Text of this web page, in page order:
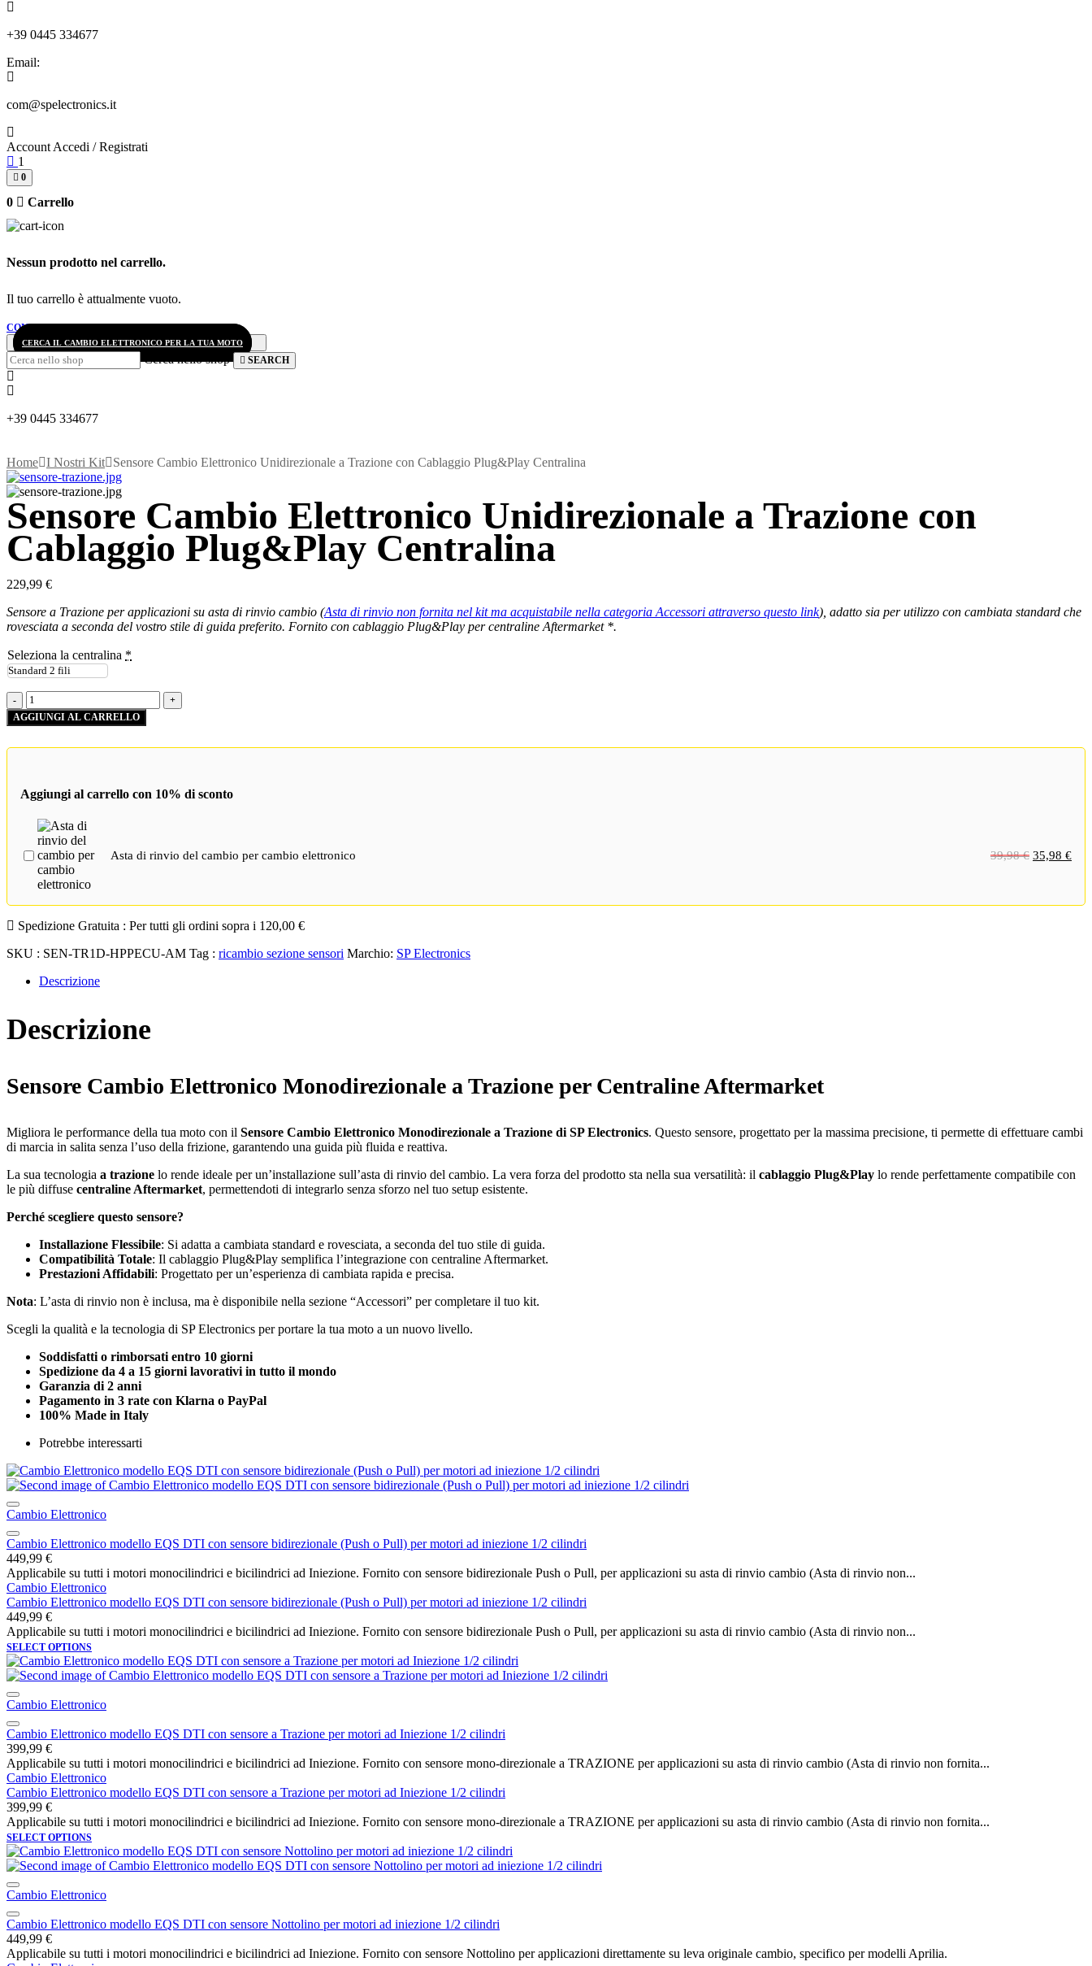
+39 0445 334677
Email:
com@spelectronics.it
Account Accedi / Registrati
1
0
0 Carrello
Nessun prodotto nel carrello.
Il tuo carrello è attualmente vuoto.
CONTINUE SHOPPING
CERCA IL CAMBIO ELETTRONICO PER LA TUA MOTO
Cerca nello shop SEARCH
+39 0445 334677
Home I Nostri Kit Sensore Cambio Elettronico Unidirezionale a Trazione con Cablaggio Plug&Play Centralina
Sensore Cambio Elettronico Unidirezionale a Trazione con
Cablaggio Plug&Play Centralina
229,99 €
Sensore a Trazione per applicazioni su asta di rinvio cambio (Asta di rinvio non fornita nel kit ma acquistabile nella categoria Accessori attraverso questo link), adatto sia per utilizzo con cambiata standard che
rovesciata a seconda del vostro stile di guida preferito. Fornito con cablaggio Plug&Play per centraline Aftermarket *.
Seleziona la centralina *
-
Sensore
Cambio
Elettronico
Cablaggio
Centralina
quantity
+
AGGIUNGI AL CARRELLO
Aggiungi al carrello con 10% di sconto
Asta di rinvio del cambio per cambio elettronico 39,98€ Il
39,98 €.
35,98 €Il
Spedizione Gratuita : Per tutti gli ordini sopra i 120,00 €
SKU : SEN-TR1D-HPPECU-AM Tag : ricambio sezione sensori Marchio: SP Electronics
Descrizione
Descrizione
Sensore Cambio Elettronico Monodirezionale a Trazione per Centraline Aftermarket
Migliora le performance della tua moto con il Sensore Cambio Elettronico Monodirezionale a Trazione di SP Electronics. Questo sensore, progettato per la massima precisione, ti permette di effettuare cambi
di marcia in salita senza l’uso della frizione, garantendo una guida più fluida e reattiva.
La sua tecnologia a trazione lo rende ideale per un’installazione sull’asta di rinvio del cambio. La vera forza del prodotto sta nella sua versatilità: il cablaggio Plug&Play lo rende perfettamente compatibile con
le più diffuse centraline Aftermarket, permettendoti di integrarlo senza sforzo nel tuo setup esistente.
Perché scegliere questo sensore?
Installazione Flessibile: Si adatta a cambiata standard e rovesciata, a seconda del tuo stile di guida.
Compatibilità Totale: Il cablaggio Plug&Play semplifica l’integrazione con centraline Aftermarket.
Prestazioni Affidabili: Progettato per un’esperienza di cambiata rapida e precisa.
Nota: L’asta di rinvio non è inclusa, ma è disponibile nella sezione “Accessori” per completare il tuo kit.
Scegli la qualità e la tecnologia di SP Electronics per portare la tua moto a un nuovo livello.
Soddisfatti o rimborsati entro 10 giorni
Spedizione da 4 a 15 giorni lavorativi in tutto il mondo
Garanzia di 2 anni
Pagamento in 3 rate con Klarna o PayPal
100% Made in Italy
Potrebbe interessarti
Cambio Elettronico
Cambio Elettronico modello EQS DTI con sensore bidirezionale (Push o Pull) per motori ad iniezione 1/2 cilindri
449,99 €
Applicabile su tutti i motori monocilindrici e bicilindrici ad Iniezione. Fornito con sensore bidirezionale Push o Pull, per applicazioni su asta di rinvio cambio (Asta di rinvio non...
Cambio Elettronico
Cambio Elettronico modello EQS DTI con sensore bidirezionale (Push o Pull) per motori ad iniezione 1/2 cilindri
449,99 €
Applicabile su tutti i motori monocilindrici e bicilindrici ad Iniezione. Fornito con sensore bidirezionale Push o Pull, per applicazioni su asta di rinvio cambio (Asta di rinvio non...
SELECT OPTIONS
Cambio Elettronico
Cambio Elettronico modello EQS DTI con sensore a Trazione per motori ad Iniezione 1/2 cilindri
399,99 €
Applicabile su tutti i motori monocilindrici e bicilindrici ad Iniezione. Fornito con sensore mono-direzionale a TRAZIONE per applicazioni su asta di rinvio cambio (Asta di rinvio non fornita...
Cambio Elettronico
Cambio Elettronico modello EQS DTI con sensore a Trazione per motori ad Iniezione 1/2 cilindri
399,99 €
Applicabile su tutti i motori monocilindrici e bicilindrici ad Iniezione. Fornito con sensore mono-direzionale a TRAZIONE per applicazioni su asta di rinvio cambio (Asta di rinvio non fornita...
SELECT OPTIONS
Cambio Elettronico
Cambio Elettronico modello EQS DTI con sensore Nottolino per motori ad iniezione 1/2 cilindri
449,99 €
Applicabile su tutti i motori monocilindrici e bicilindrici ad Iniezione. Fornito con sensore Nottolino per applicazioni direttamente su leva originale cambio, specifico per modelli Aprilia.